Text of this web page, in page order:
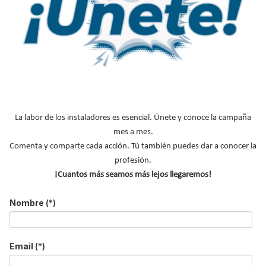
Por tercer año consecutivo, Estercuel, un municipio turolense,
será foco de atención de la unidad especializada en dinosaurios,
excavación del
Barranco del Hocinode esta localidad, entre los días 20 y 25 de
agosto.
Leer más ...
La labor de los instaladores es esencial. Únete y conoce la campaña
mes a mes.
Comenta y comparte cada acción. Tú también puedes dar a conocer la
profesión.
¡Cuantos más seamos más lejos llegaremos!
Nombre (*)
Email (*)